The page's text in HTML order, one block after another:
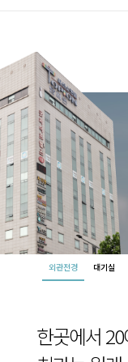
외관전경 대기실
한곳에서